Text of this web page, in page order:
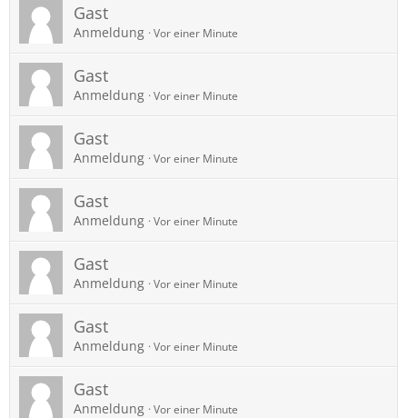
Gast
Anmeldung Vor einer Minute
Gast
Anmeldung Vor einer Minute
Gast
Anmeldung Vor einer Minute
Gast
Anmeldung Vor einer Minute
Gast
Anmeldung Vor einer Minute
Gast
Anmeldung Vor einer Minute
Gast
Anmeldung Vor einer Minute